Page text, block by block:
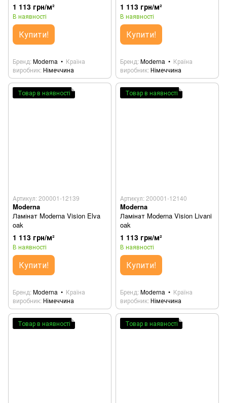
1 113 грн/м²
В наявності
Купити!
Бренд Moderna
Країна
виробник Німеччина
1 113 грн/м²
В наявності
Купити!
Бренд Moderna
Країна
виробник Німеччина
Товар в наявності
Артикул: 200001-12139
Moderna
Ламінат Moderna Vision Elva
oak
1 113 грн/м²
В наявності
Купити!
Бренд Moderna
Країна
виробник Німеччина
Товар в наявності
Артикул: 200001-12140
Moderna
Ламінат Moderna Vision Livani
oak
1 113 грн/м²
В наявності
Купити!
Бренд Moderna
Країна
виробник Німеччина
Товар в наявності Товар в наявності